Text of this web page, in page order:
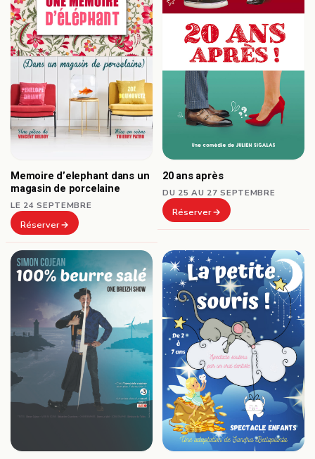
Memoire d’elephant dans un
magasin de porcelaine
LE 24 SEPTEMBRE
Réserver
20 ans après
DU 25 AU 27 SEPTEMBRE
Réserver